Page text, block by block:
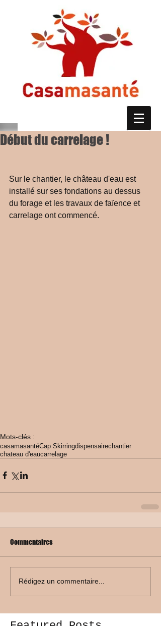
Début du carrelage !
Sur le chantier, le château d'eau est
installé sur ses fondations au dessus
du forage et les travaux de faïence et
carrelage ont commencé.
Mots-clés :
casamasantéCap Skirringdispensairechantier
chateau d'eaucarrelage
Commentaires
Rédigez un commentaire...